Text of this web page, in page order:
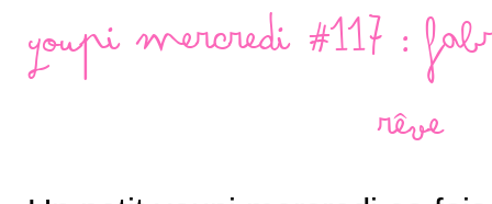
Youpi mercredi #117 :
rêve